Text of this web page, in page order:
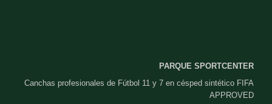
PARQUE SPORTCENTER
Canchas profesionales de Fútbol 11 y 7 en césped sintético FIFA
APPROVED